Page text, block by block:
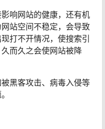
响网站的健康，还有机
站空间不稳定，会导致
打不开情况，使搜索引
而久之会使网站被降
黑客攻击、病毒入侵等